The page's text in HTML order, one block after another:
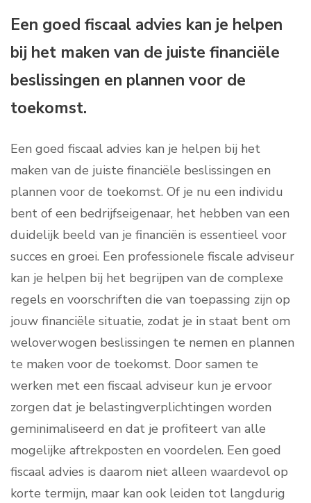
Een goed fiscaal advies kan je helpen
bij het maken van de juiste financiële
beslissingen en plannen voor de
toekomst.
Een goed fiscaal advies kan je helpen bij het
maken van de juiste financiële beslissingen en
plannen voor de toekomst. Of je nu een individu
bent of een bedrijfseigenaar, het hebben van een
duidelijk beeld van je financiën is essentieel voor
succes en groei. Een professionele fiscale adviseur
kan je helpen bij het begrijpen van de complexe
regels en voorschriften die van toepassing zijn op
jouw financiële situatie, zodat je in staat bent om
weloverwogen beslissingen te nemen en plannen
te maken voor de toekomst. Door samen te
werken met een fiscaal adviseur kun je ervoor
zorgen dat je belastingverplichtingen worden
geminimaliseerd en dat je profiteert van alle
mogelijke aftrekposten en voordelen. Een goed
fiscaal advies is daarom niet alleen waardevol op
korte termijn, maar kan ook leiden tot langdurig